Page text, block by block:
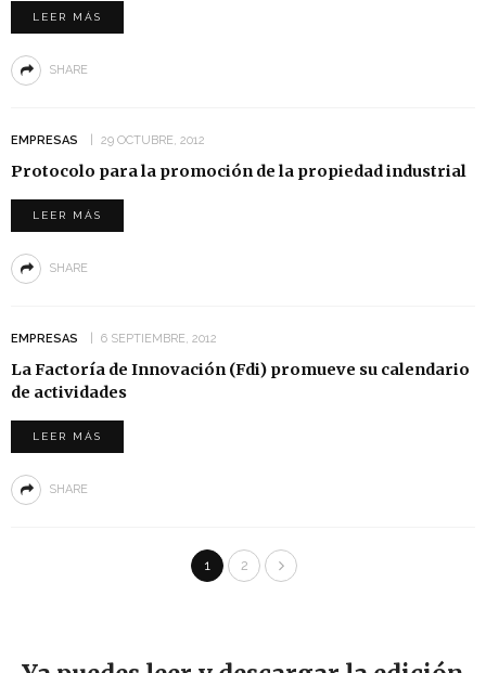
LEER MÁS
SHARE
EMPRESAS 29 OCTUBRE, 2012
Protocolo para la promoción de la propiedad industrial
LEER MÁS
SHARE
EMPRESAS 6 SEPTIEMBRE, 2012
La Factoría de Innovación (Fdi) promueve su calendario
de actividades
LEER MÁS
SHARE
1 2